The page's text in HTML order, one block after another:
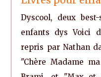
Dyscool, deux
enfants dys Voici
repris par Nathan
"Chère Madame